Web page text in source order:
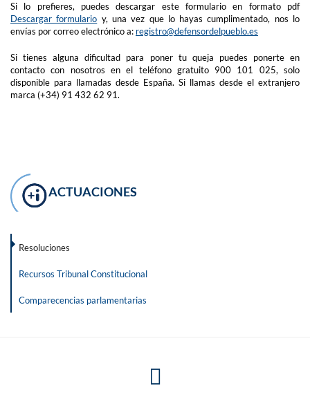
Si lo prefieres, puedes descargar este formulario en formato pdf
Descargar formulario y, una vez que lo hayas cumplimentado, nos lo
envías por correo electrónico a: registro@defensordelpueblo.es
Si tienes alguna dificultad para poner tu queja puedes ponerte en
contacto con nosotros en el teléfono gratuito 900 101 025, solo
disponible para llamadas desde España. Si llamas desde el extranjero
marca (+34) 91 432 62 91.
ACTUACIONES
Resoluciones
Recursos Tribunal Constitucional
Comparecencias parlamentarias